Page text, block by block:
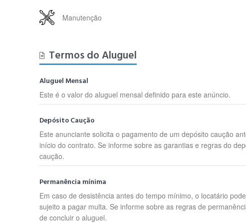
Manutenção
Termos do Aluguel
Aluguel Mensal
Este é o valor do aluguel mensal definido para este anúncio.
Depósito Caução
Este anunciante solicita o pagamento de um depósito caução
início do contrato. Se informe sobre as garantias e regras do
caução.
Permanência mínima
Em caso de desistência antes do tempo mínimo, o locatário
sujeito a pagar multa. Se informe sobre as regras de
de concluir o aluguel.